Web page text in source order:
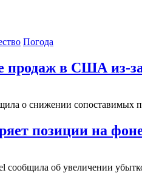
Погода
продаж в США из-
о снижении
позиции на
сообщила об увеличении